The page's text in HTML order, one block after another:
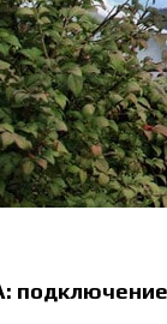
подключение